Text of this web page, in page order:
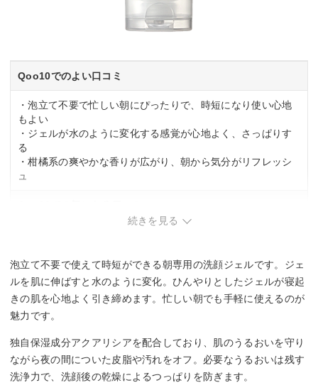
Qoo10でのよい口コミ
・泡立て不要で忙しい朝にぴったりで、時短になり使い心地
もよい
・ジェルが水のように変化する感覚が心地よく、さっぱりす
る
・柑橘系の爽やかな香りが広がり、朝から気分がリフレッシ
ュ
・洗浄力は控えめでメイク落としには不向きな質感
続きを見る
泡立て不要で使えて時短ができる朝専用の洗顔ジェルです。ジェ
ルを肌に伸ばすと水のように変化。ひんやりとしたジェルが寝起
きの肌を心地よく引き締めます。忙しい朝でも手軽に使えるのが
魅力です。
独自保湿成分アクアリシアを配合しており、肌のうるおいを守り
ながら夜の間についた皮脂や汚れをオフ。必要なうるおいは残す
洗浄力で、洗顔後の乾燥によるつっぱりを防ぎます。